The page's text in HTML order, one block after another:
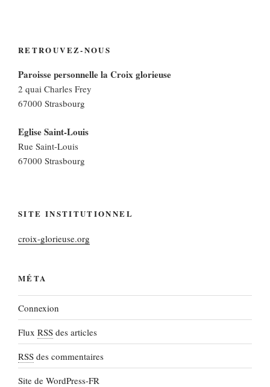
RETROUVEZ-NOUS
Paroisse personnelle la Croix glorieuse
2 quai Charles Frey
67000 Strasbourg
Eglise Saint-Louis
Rue Saint-Louis
67000 Strasbourg
SITE INSTITUTIONNEL
croix-glorieuse.org
MÉTA
Connexion
Flux RSS des articles
RSS des commentaires
Site de WordPress-FR